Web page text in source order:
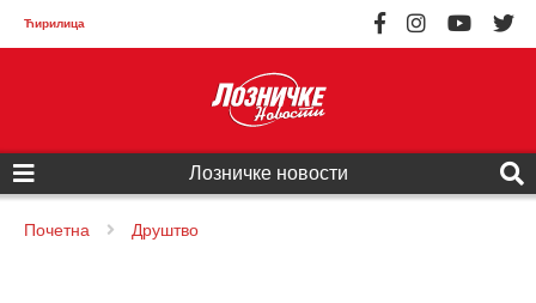
Ћирилица
Лозничке новости
Почетна Друштво